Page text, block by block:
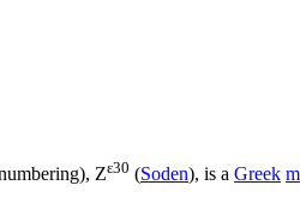
Zε30 (Soden), is a Greek